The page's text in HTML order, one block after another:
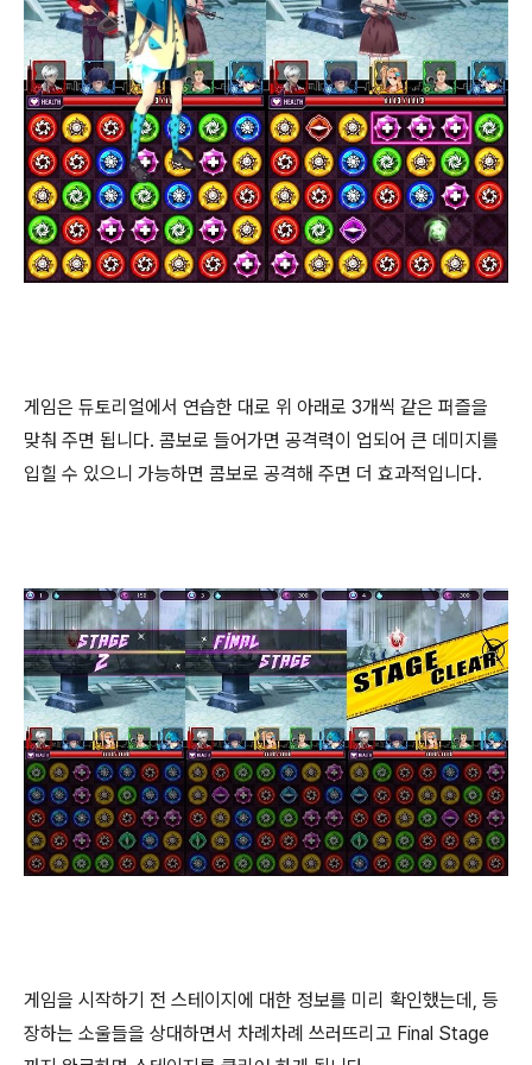
게임은 듀토리얼에서 연습한 대로 위 아래로 3개씩 같은 퍼즐을
맞춰 주면 됩니다. 콤보로 들어가면 공격력이 업되어 큰 데미지를
입힐 수 있으니 가능하면 콤보로 공격해 주면 더 효과적입니다.
게임을 시작하기 전 스테이지에 대한 정보를 미리 확인했는데, 등
장하는 소울들을 상대하면서 차례차례 쓰러뜨리고 Final Stage